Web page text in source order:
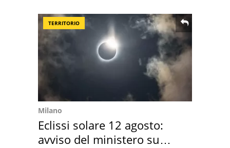
TERRITORIO
Milano
Eclissi solare 12 agosto:
avviso del ministero su